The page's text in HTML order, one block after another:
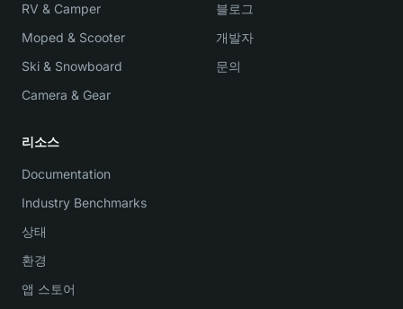
RV & Camper
Moped & Scooter
Ski & Snowboard
Camera & Gear
블로그
개발자
문의
리소스
Documentation
Industry Benchmarks
상태
환경
앱 스토어